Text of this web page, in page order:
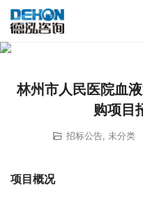
林州市人民医院血
购项
招标公告 未分类
项目概况